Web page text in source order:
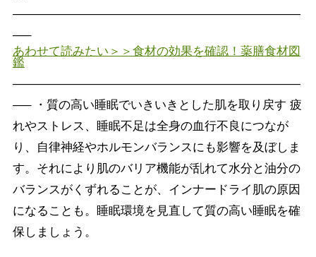
————————————————————————
—–
あわせて読みたい＞＞食材の効果を確認！薬膳食材図
鑑
————————————————————————
—– ・質の高い睡眠でいきいきとした肌を取り戻す 疲
れやストレス、睡眠不足は全身の血行不良につなが
り、自律神経やホルモンバランスにも影響を及ぼしま
す。それにより肌のバリア機能が乱れて水分と油分の
バランスがくずれることが、インナードライ肌の原因
になることも。睡眠環境を見直して質の高い睡眠を確
保しましょう。